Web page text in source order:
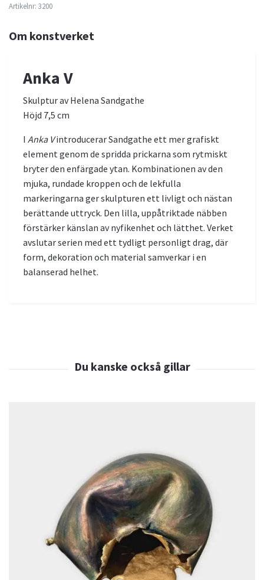
Artikelnr: 3200
Om konstverket
Anka V
Skulptur av Helena Sandgathe
Höjd 7,5 cm
I Anka Vintroducerar Sandgathe ett mer grafiskt
element genom de spridda prickarna som rytmiskt
bryter den enfärgade ytan. Kombinationen av den
mjuka, rundade kroppen och de lekfulla
markeringarna ger skulpturen ett livligt och nästan
berättande uttryck. Den lilla, uppåtriktade näbben
förstärker känslan av nyfikenhet och lätthet. Verket
avslutar serien med ett tydligt personligt drag, där
form, dekoration och material samverkar i en
balanserad helhet.